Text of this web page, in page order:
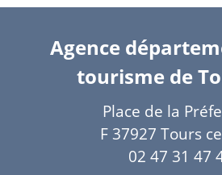
Agence
tourisme de
Place de la
F 37927 Tours
02 47 31 47